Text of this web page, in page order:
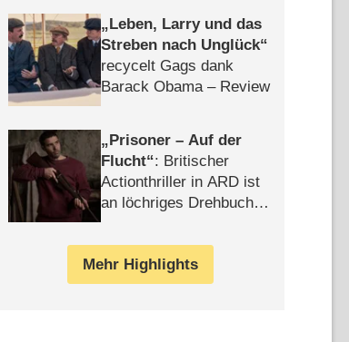
Leben, Larry und das
Streben nach Unglück
recycelt Gags dank
Barack Obama – Review
Prisoner – Auf der
Flucht : Britischer
Actionthriller in ARD ist
an löchriges Drehbuch
Mehr Highlights